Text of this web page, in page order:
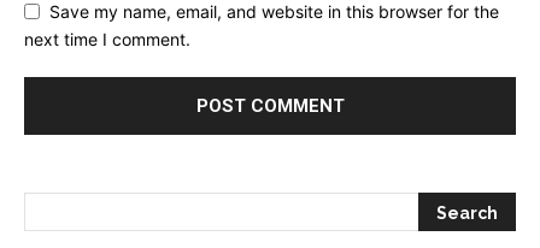
Save my name, email, and website in this browser for the
next time I comment.